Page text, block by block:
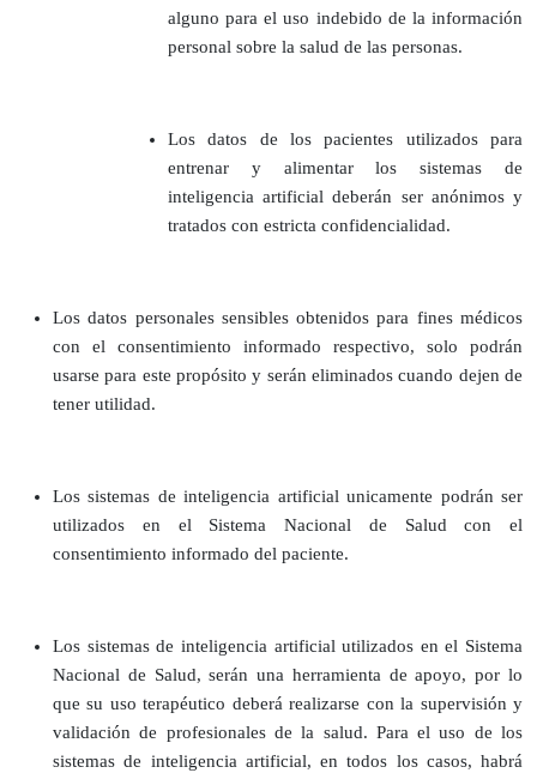
alguno para el uso indebido de la información
personal sobre la salud de las personas.
Los datos de los pacientes utilizados para
entrenar y alimentar los sistemas de
inteligencia artificial deberán ser anónimos y
tratados con estricta confidencialidad.
Los datos personales sensibles obtenidos para fines médicos
con el consentimiento informado respectivo, solo podrán
usarse para este propósito y serán eliminados cuando dejen de
tener utilidad.
Los sistemas de inteligencia artificial unicamente podrán ser
utilizados en el Sistema Nacional de Salud con el
consentimiento informado del paciente.
Los sistemas de inteligencia artificial utilizados en el Sistema
Nacional de Salud, serán una herramienta de apoyo, por lo
que su uso terapéutico deberá realizarse con la supervisión y
validación de profesionales de la salud. Para el uso de los
sistemas de inteligencia artificial, en todos los casos, habrá